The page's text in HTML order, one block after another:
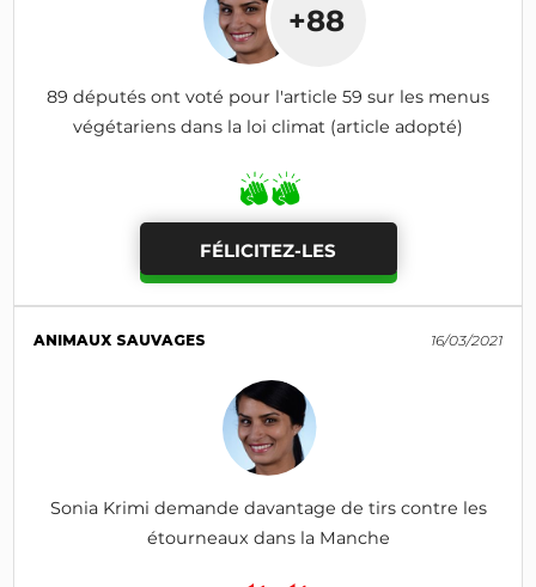
+88
89 députés ont voté pour l'article 59 sur les menus
végétariens dans la loi climat (article adopté)
FÉLICITEZ-LES
ANIMAUX SAUVAGES 16/03/2021
Sonia Krimi demande davantage de tirs contre les
étourneaux dans la Manche